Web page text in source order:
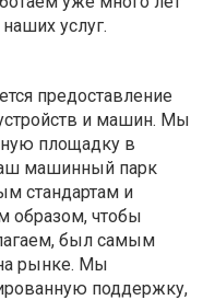
услуг.
предоставление
и машин. Мы
площадку в
машинный парк
стандартам и
образом, чтобы
был самым
рынке. Мы
поддержку,